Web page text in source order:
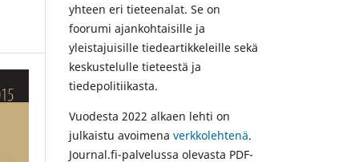
yhteen eri tieteenalat. Se on
foorumi ajankohtaisille ja
yleistajuisille tiedeartikkeleille sekä
keskustelulle tieteestä ja
tiedepolitiikasta.
Vuodesta 2022 alkaen lehti on
julkaistu avoimena verkkolehtenä.
Journal.fi-palvelussa olevasta PDF-